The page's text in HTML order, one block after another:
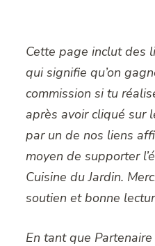
Cette page inclut des
qui signifie qu’on
commission si tu
après avoir cliqué sur
par un de nos liens
moyen de supporter
Cuisine du Jardin.
soutien et bonne
En tant que